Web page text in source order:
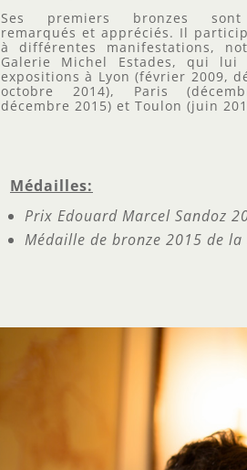
Ses premiers bronzes sont
remarqués et appréciés. Il
à différentes manifestations,
Galerie Michel Estades, qui lui
expositions à Lyon (février 2009,
octobre 2014), Paris
décembre 2015) et Toulon (juin
Médailles:
Prix Edouard Marcel Sandoz
Médaille de bronze 2015 de